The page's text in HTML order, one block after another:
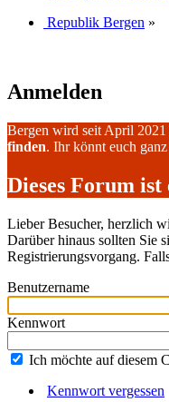
Republik Bergen »
Anmelden
Bergen wird seit April 2021
finden. Ihr könnt euch
Dieses Forum
Lieber Besucher, herzlich
Darüber hinaus sollten Sie
Registrierungsvorgang.
Benutzername
Kennwort
Ich möchte auf diesem
Kennwort vergessen